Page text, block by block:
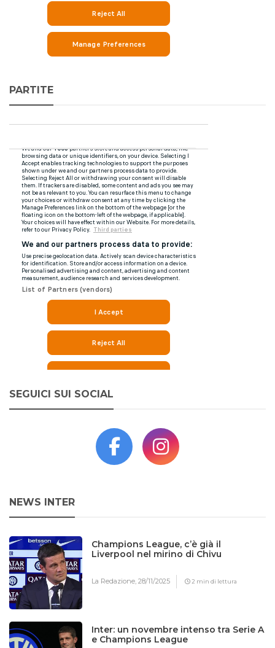
PARTITE
SEGUICI SUI SOCIAL
NEWS INTER
Champions League, c’è già il
Liverpool nel mirino di Chivu
La Redazione,28/11/2025 2 min di lettura
Inter: un novembre intenso tra Serie A
e Champions League